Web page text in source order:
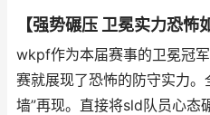
【强势碾压 卫冕实力恐怖
wkpf作为本届赛事的卫冕冠
赛就展现了恐怖的防守实力。
墙”再现。直接将sld队员心态